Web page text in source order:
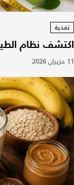
تغذية
اكتشف نظام
11 حزيران 2026